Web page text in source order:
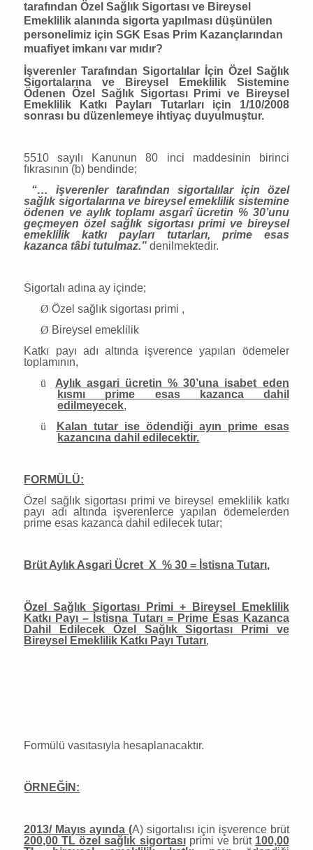
tarafından Özel Sağlık Sigortası ve Bireysel
Emeklilik alanında sigorta yapılması düşünülen
personelimiz için SGK Esas Prim Kazançlarından
muafiyet imkanı var mıdır?
İşverenler Tarafından Sigortalılar İçin Özel Sağlık
Sigortalarına ve Bireysel Emeklilik Sistemine
Ödenen Özel Sağlık Sigortası Primi ve Bireysel
Emeklilik Katkı Payları Tutarları için 1/10/2008
sonrası bu düzenlemeye ihtiyaç duyulmuştur.
5510 sayılı Kanunun 80 inci maddesinin birinci
fıkrasının (b) bendinde;
“… işverenler tarafından sigortalılar için özel
sağlık sigortalarına ve bireysel emeklilik sistemine
ödenen ve aylık toplamı asgarî ücretin % 30’unu
geçmeyen özel sağlık sigortası primi ve bireysel
emeklilik katkı payları tutarları, prime esas
kazanca tâbi tutulmaz.” denilmektedir.
Sigortalı adına ay içinde;
Ø Özel sağlık sigortası primi ,
Ø Bireysel emeklilik
Katkı payı adı altında işverence yapılan ödemeler
toplamının,
ü
Aylık asgari ücretin % 30’una isabet eden
kısmı prime esas kazanca dahil
edilmeyecek,
ü
Kalan tutar ise ödendiği ayın prime esas
kazancına dahil edilecektir.
FORMÜLÜ:
Özel sağlık sigortası primi ve bireysel emeklilik katkı
payı adı altında işverenlerce yapılan ödemelerden
prime esas kazanca dahil edilecek tutar;
Brüt Aylık Asgari Ücret X % 30 = İstisna Tutarı,
Özel Sağlık Sigortası Primi + Bireysel Emeklilik
Katkı Payı – İstisna Tutarı = Prime Esas Kazanca
Dahil Edilecek Özel Sağlık Sigortası Primi ve
Bireysel Emeklilik Katkı Payı Tutarı,
Formülü vasıtasıyla hesaplanacaktır.
ÖRNEĞİN:
2013/ Mayıs ayında (A) sigortalısı için işverence brüt
200,00 TL özel sağlık sigortasıprimi ve brüt 100,00